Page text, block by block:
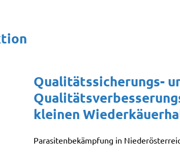
Qualitätssicherungs-
kleinen
Parasitenbekämpfung in